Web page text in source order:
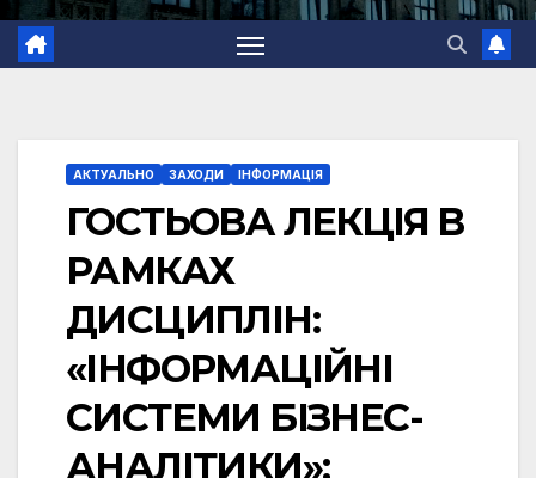
АКТУАЛЬНО ЗАХОДИ ІНФОРМАЦІЯ
ГОСТЬОВА ЛЕКЦІЯ В
РАМКАХ
ДИСЦИПЛІН:
«ІНФОРМАЦІЙНІ
СИСТЕМИ БІЗНЕС-
АНАЛІТИКИ»;